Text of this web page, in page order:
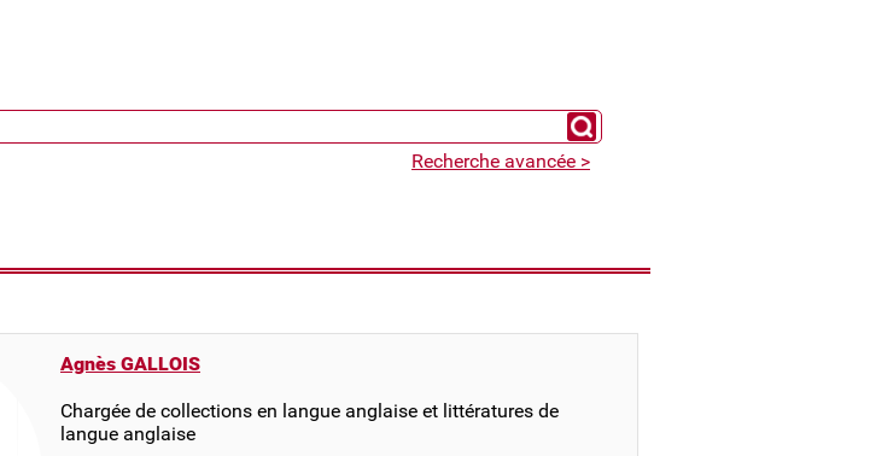
Chercher un expert
Recherche avancée >
Agnès GALLOIS
Chargée de collections en langue anglaise et littératures de
langue anglaise